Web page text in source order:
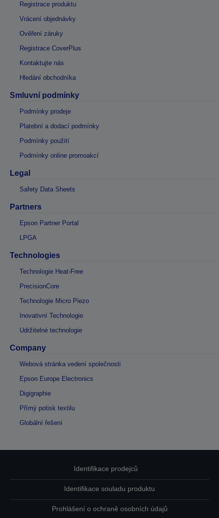
Registrace produktu
Vrácení objednávky
Ověření záruky
Registrace CoverPlus
Kontaktujte nás
Hledání obchodníka
Smluvní podmínky
Podmínky prodeje
Platební a dodací podmínky
Podmínky použití
Podmínky online promoakcí
Legal
Safety Data Sheets
Partners
Epson Partner Portal
LPGA
Technologies
Technologie Heat-Free
PrecisionCore
Technologie Micro Piezo
Inovativní Technologie
Udržitelné technologie
Company
Webová stránka vedení společnosti
Epson Europe Electronics
Digigraphie
Přímý potisk textilu
Globální řešení
Identifikace prodejců
Identifikace souladu produktu
Prohlášení o ochraně osobních údajů